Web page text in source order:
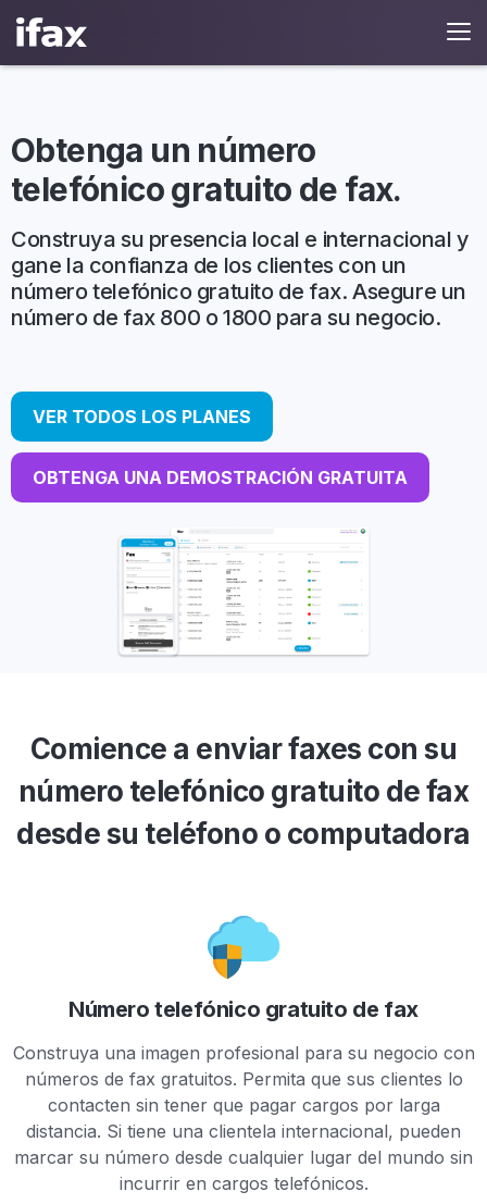
Obtenga un número
telefónico gratuito de fax.
Construya su presencia local e internacional y
gane la confianza de los clientes con un
número telefónico gratuito de fax. Asegure un
número de fax 800 o 1800 para su negocio.
VER TODOS LOS PLANES
OBTENGA UNA DEMOSTRACIÓN GRATUITA
Comience a enviar faxes con su
número telefónico gratuito de fax
desde su teléfono o computadora
Número telefónico gratuito de fax
Construya una imagen profesional para su negocio con
números de fax gratuitos. Permita que sus clientes lo
contacten sin tener que pagar cargos por larga
distancia. Si tiene una clientela internacional, pueden
marcar su número desde cualquier lugar del mundo sin
incurrir en cargos telefónicos.